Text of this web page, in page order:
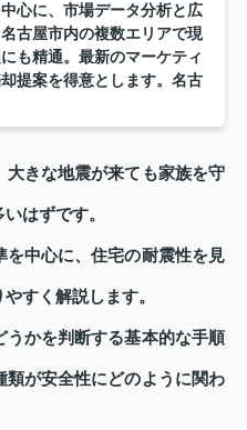
心に、市場データ分析と広
古屋市内の複数エリアで現
も精通。最新のマーケティ
提案を得意とします。名古
きな地震が来ても家族を守
はずです。
中心に、住宅の耐震性を見
すく解説します。
うかを判断する基本的な手順
が安全性にどのように関わ